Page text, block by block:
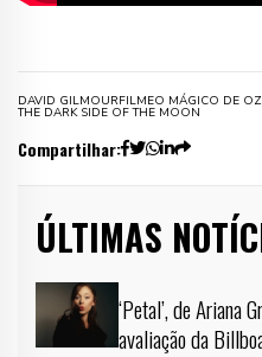
DAVID GILMOURFILMEO MÁGICO DE OZ
THE DARK SIDE OF THE MOON
Compartilhar:
ÚLTIMAS
‘Petal’, de Ariana
avaliação da